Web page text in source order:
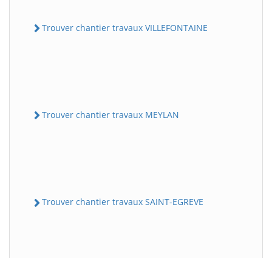
Trouver chantier travaux VILLEFONTAINE
Trouver chantier travaux MEYLAN
Trouver chantier travaux SAINT-EGREVE